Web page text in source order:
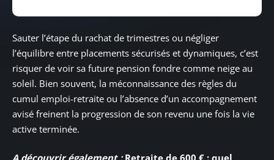
Sauter l’étape du rachat de trimestres ou négliger
l’équilibre entre placements sécurisés et dynamiques, c’est
risquer de voir sa future pension fondre comme neige au
soleil. Bien souvent, la méconnaissance des règles du
cumul emploi-retraite ou l’absence d’un accompagnement
avisé freinent la progression de son revenu une fois la vie
active terminée.